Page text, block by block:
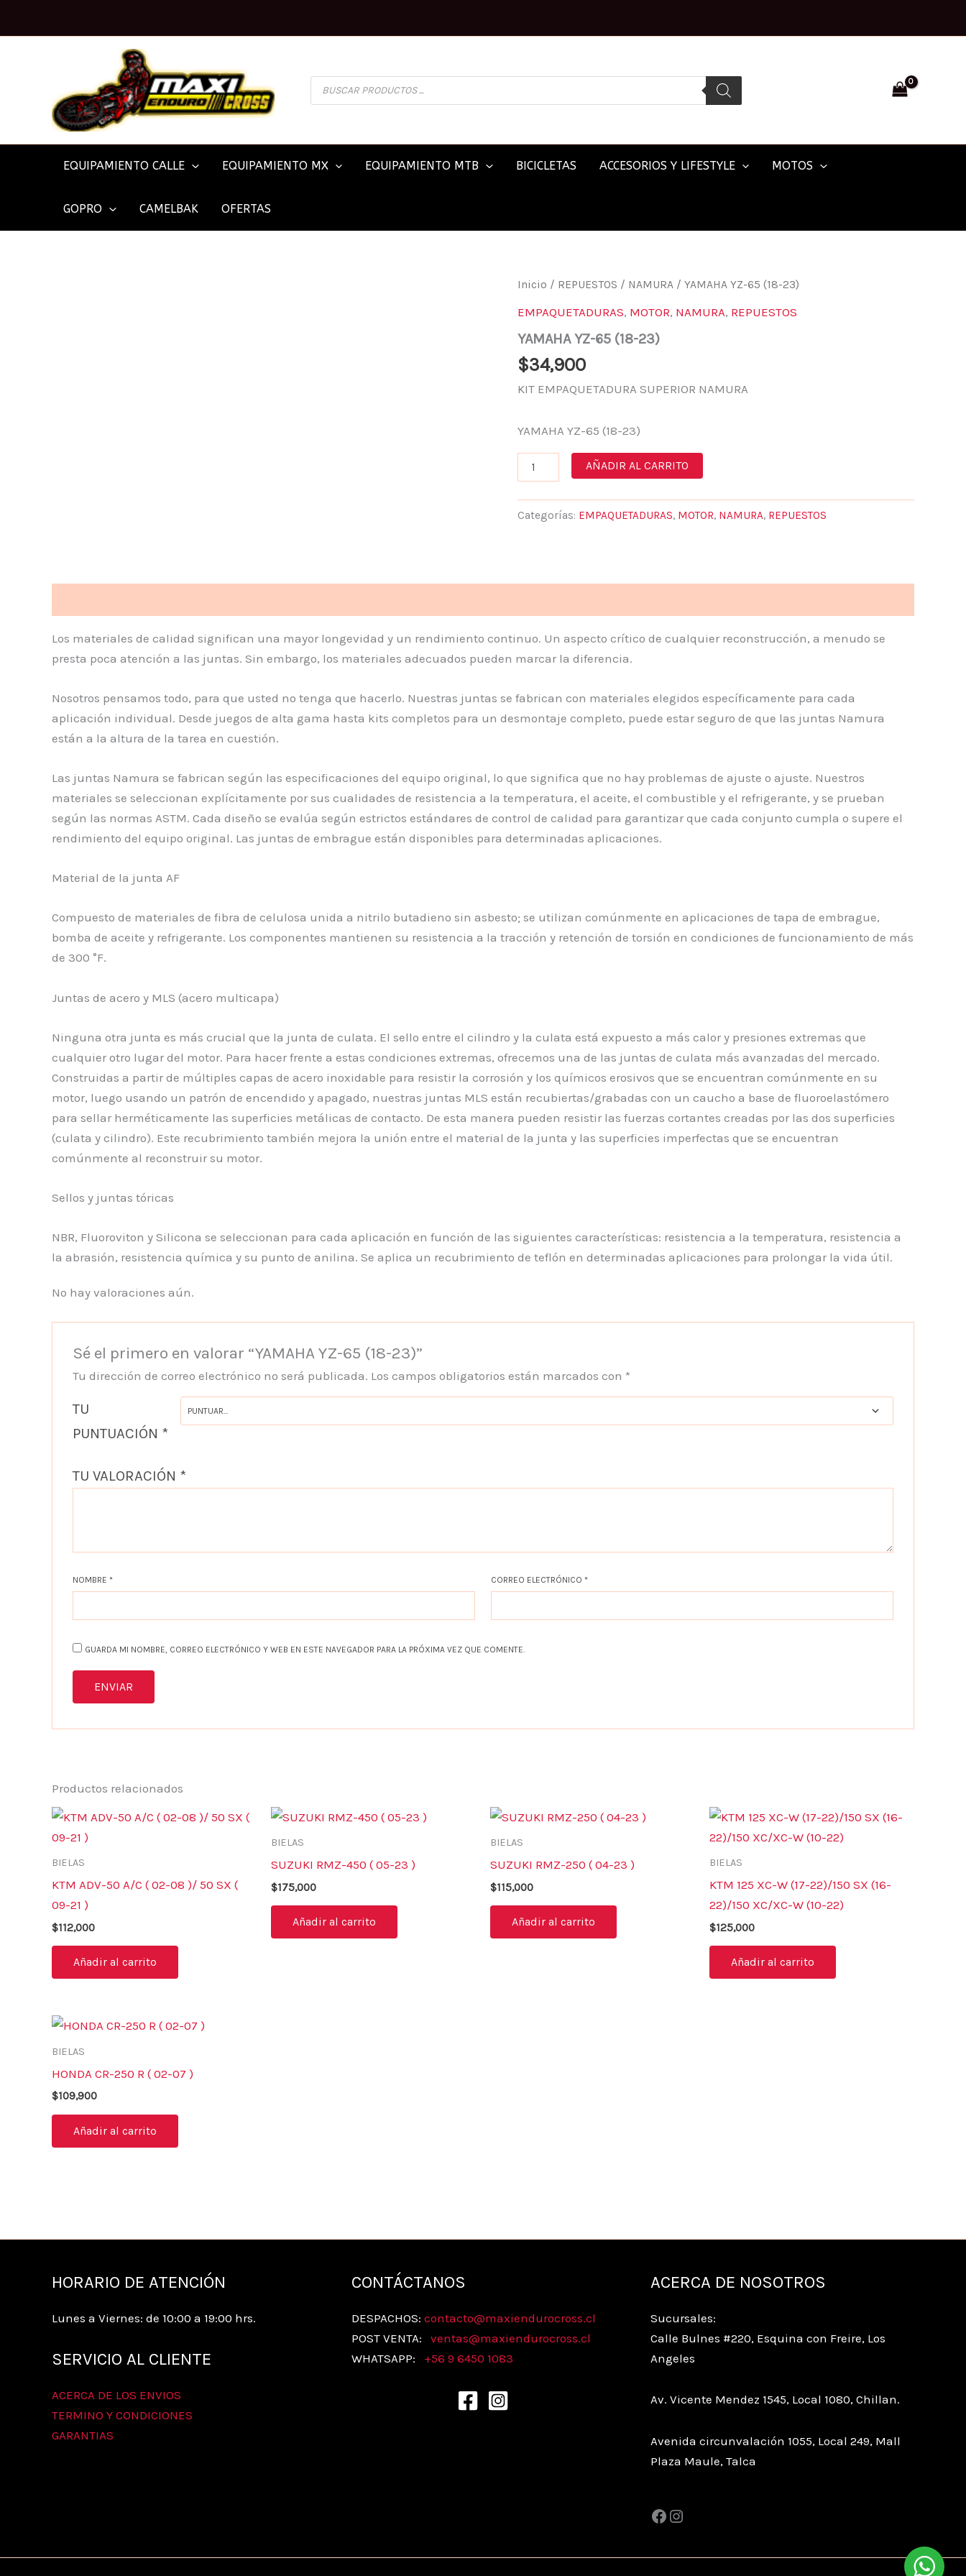
EQUIPAMIENTO CALLE EQUIPAMIENTO MX EQUIPAMIENTO MTB BICICLETAS ACCESORIOS Y LIFESTYLE MOTOS
GOPRO CAMELBAK OFERTAS
Inicio / REPUESTOS / NAMURA / YAMAHA YZ-65 (18-23)
EMPAQUETADURAS, MOTOR, NAMURA, REPUESTOS
YAMAHA YZ-65 (18-23)
$34,900
KIT EMPAQUETADURA SUPERIOR NAMURA
YAMAHA YZ-65 (18-23)
YAMAHA
65
23)
AÑADIR AL CARRITO
Categorías: EMPAQUETADURAS, MOTOR, NAMURA, REPUESTOS
Los materiales de calidad significan una mayor longevidad y un rendimiento continuo. Un aspecto crítico de cualquier reconstrucción, a menudo se
presta poca atención a las juntas. Sin embargo, los materiales adecuados pueden marcar la diferencia.
Nosotros pensamos todo, para que usted no tenga que hacerlo. Nuestras juntas se fabrican con materiales elegidos específicamente para cada
aplicación individual. Desde juegos de alta gama hasta kits completos para un desmontaje completo, puede estar seguro de que las juntas Namura
están a la altura de la tarea en cuestión.
Las juntas Namura se fabrican según las especificaciones del equipo original, lo que significa que no hay problemas de ajuste o ajuste. Nuestros
materiales se seleccionan explícitamente por sus cualidades de resistencia a la temperatura, el aceite, el combustible y el refrigerante, y se prueban
según las normas ASTM. Cada diseño se evalúa según estrictos estándares de control de calidad para garantizar que cada conjunto cumpla o supere el
rendimiento del equipo original. Las juntas de embrague están disponibles para determinadas aplicaciones.
Material de la junta AF
Compuesto de materiales de fibra de celulosa unida a nitrilo butadieno sin asbesto; se utilizan comúnmente en aplicaciones de tapa de embrague,
bomba de aceite y refrigerante. Los componentes mantienen su resistencia a la tracción y retención de torsión en condiciones de funcionamiento de más
de 300 °F.
Juntas de acero y MLS (acero multicapa)
Ninguna otra junta es más crucial que la junta de culata. El sello entre el cilindro y la culata está expuesto a más calor y presiones extremas que
cualquier otro lugar del motor. Para hacer frente a estas condiciones extremas, ofrecemos una de las juntas de culata más avanzadas del mercado.
Construidas a partir de múltiples capas de acero inoxidable para resistir la corrosión y los químicos erosivos que se encuentran comúnmente en su
motor, luego usando un patrón de encendido y apagado, nuestras juntas MLS están recubiertas/grabadas con un caucho a base de fluoroelastómero
para sellar herméticamente las superficies metálicas de contacto. De esta manera pueden resistir las fuerzas cortantes creadas por las dos superficies
(culata y cilindro). Este recubrimiento también mejora la unión entre el material de la junta y las superficies imperfectas que se encuentran
comúnmente al reconstruir su motor.
Sellos y juntas tóricas
NBR, Fluoroviton y Silicona se seleccionan para cada aplicación en función de las siguientes características: resistencia a la temperatura, resistencia a
la abrasión, resistencia química y su punto de anilina. Se aplica un recubrimiento de teflón en determinadas aplicaciones para prolongar la vida útil.
No hay valoraciones aún.
Sé el primero en valorar “YAMAHA YZ-65 (18-23)”
Tu dirección de correo electrónico no será publicada. Los campos obligatorios están marcados con *
TU
PUNTUACIÓN *
TU VALORACIÓN *
NOMBRE* CORREO ELECTRÓNICO*
GUARDA MI NOMBRE, CORREO ELECTRÓNICO Y WEB EN ESTE NAVEGADOR PARA LA PRÓXIMA VEZ QUE COMENTE.
Productos relacionados
BIELAS
KTM ADV-50 A/C ( 02-08 )/ 50 SX (
09-21 )
$112,000
Añadir al carrito
BIELAS
SUZUKI RMZ-450 ( 05-23 )
$175,000
Añadir al carrito
BIELAS
SUZUKI RMZ-250 ( 04-23 )
$115,000
Añadir al carrito
BIELAS
KTM 125 XC-W (17-22)/150 SX (16-
22)/150 XC/XC-W (10-22)
$125,000
Añadir al carrito
BIELAS
HONDA CR-250 R ( 02-07 )
$109,900
Añadir al carrito
HORARIO DE ATENCIÓN
Lunes a Viernes: de 10:00 a 19:00 hrs.
SERVICIO AL CLIENTE
ACERCA DE LOS ENVIOS
TERMINO Y CONDICIONES
GARANTIAS
CONTÁCTANOS
DESPACHOS: contacto@maxiendurocross.cl
POST VENTA: ventas@maxiendurocross.cl
WHATSAPP: +56 9 6450 1083
ACERCA DE NOSOTROS
Sucursales:
Calle Bulnes #220, Esquina con Freire, Los
Angeles
Av. Vicente Mendez 1545, Local 1080, Chillan.
Avenida circunvalación 1055, Local 249, Mall
Plaza Maule, Talca